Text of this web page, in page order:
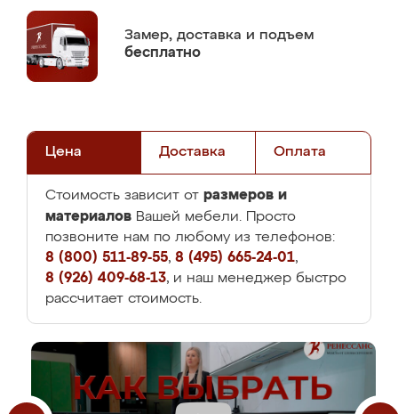
Замер, доставка и подъем
бесплатно
Цена Доставка Оплата
Стоимость зависит от размеров и
материалов Вашей мебели. Просто
позвоните нам по любому из телефонов:
8 (800) 511-89-55, 8 (495) 665-24-01,
8 (926) 409-68-13, и наш менеджер быстро
рассчитает стоимость.